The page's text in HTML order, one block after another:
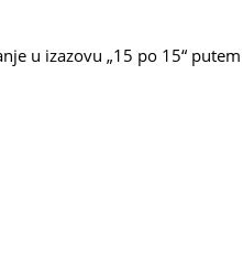
u izazovu „15 po 15“ putem